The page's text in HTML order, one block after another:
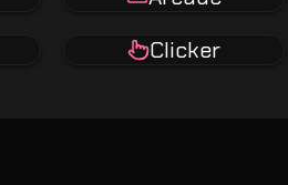
Clicker